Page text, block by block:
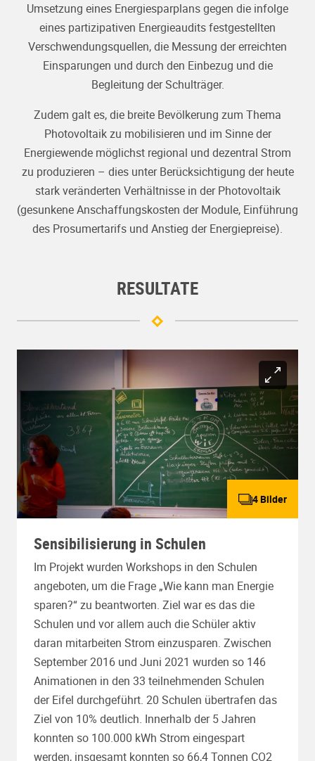
Umsetzung eines Energiesparplans gegen die infolge
eines partizipativen Energieaudits festgestellten
Verschwendungsquellen, die Messung der erreichten
Einsparungen und durch den Einbezug und die
Begleitung der Schulträger.
Zudem galt es, die breite Bevölkerung zum Thema
Photovoltaik zu mobilisieren und im Sinne der
Energiewende möglichst regional und dezentral Strom
zu produzieren – dies unter Berücksichtigung der heute
stark veränderten Verhältnisse in der Photovoltaik
(gesunkene Anschaffungskosten der Module, Einführung
des Prosumertarifs und Anstieg der Energiepreise).
RESULTATE
4 Bilder
Sensibilisierung in Schulen
Im Projekt wurden Workshops in den Schulen
angeboten, um die Frage „Wie kann man Energie
sparen?“ zu beantworten. Ziel war es das die
Schulen und vor allem auch die Schüler aktiv
daran mitarbeiten Strom einzusparen. Zwischen
September 2016 und Juni 2021 wurden so 146
Animationen in den 33 teilnehmenden Schulen
der Eifel durchgeführt. 20 Schulen übertrafen das
Ziel von 10% deutlich. Innerhalb der 5 Jahren
konnten so 100.000 kWh Strom eingespart
werden, insgesamt konnten so 66,4 Tonnen CO2